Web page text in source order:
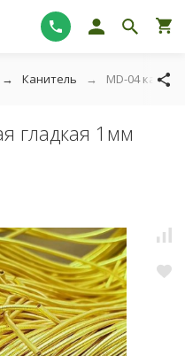
Канитель MD-04
гладкая 1мм